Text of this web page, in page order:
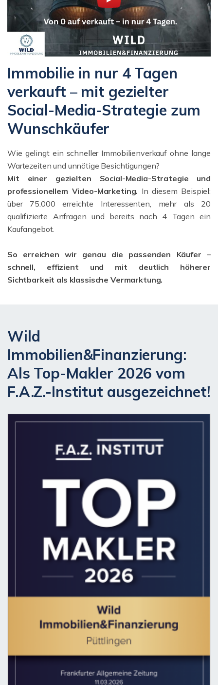
Immobilie in nur 4 Tagen
verkauft – mit gezielter
Social-Media-Strategie zum
Wunschkäufer
Wie gelingt ein schneller Immobilienverkauf ohne lange
Wartezeiten und unnötige Besichtigungen?
Mit einer gezielten Social-Media-Strategie und
professionellem Video-Marketing. In diesem Beispiel:
über 75.000 erreichte Interessenten, mehr als 20
qualifizierte Anfragen und bereits nach 4 Tagen ein
Kaufangebot.
So erreichen wir genau die passenden Käufer –
schnell, effizient und mit deutlich höherer
Sichtbarkeit als klassische Vermarktung.
Wild
Immobilien&Finanzierung:
Als Top-Makler 2026 vom
F.A.Z.-Institut ausgezeichnet!